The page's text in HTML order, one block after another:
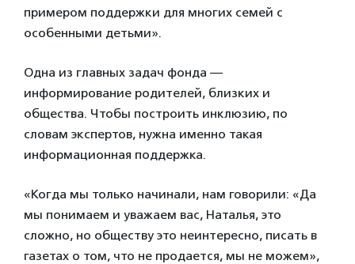
примером поддержки для многих семей с
особенными детьми».
Одна из главных задач фонда —
информирование родителей, близких и
общества. Чтобы построить инклюзию, по
словам экспертов, нужна именно такая
информационная поддержка.
«Когда мы только начинали, нам говорили: «Да
мы понимаем и уважаем вас, Наталья, это
сложно, но обществу это неинтересно, писать в
газетах о том, что не продается, мы не можем»,